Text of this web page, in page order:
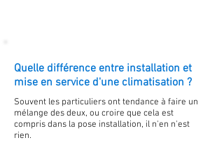
Quelle différence entre installation et
mise en service d'une climatisation ?
Souvent les particuliers ont tendance à faire un
mélange des deux, ou croire que cela est
compris dans la pose installation, il n'en n'est
rien.